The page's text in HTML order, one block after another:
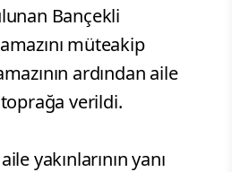
Bançekli
müteakip
ardından aile
verildi.
yakınlarının yanı